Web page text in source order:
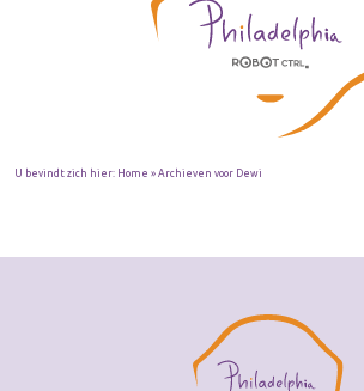
U bevindt zich hier: Home » Archieven voor Dewi